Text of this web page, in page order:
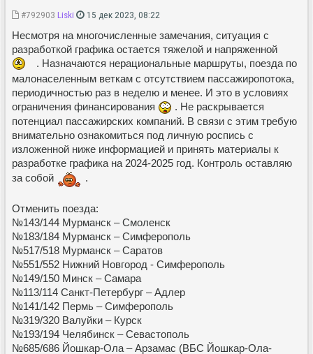
#792903 Liski 15 дек 2023, 08:22
Несмотря на многочисленные замечания, ситуация с
разработкой графика остается тяжелой и напряженной
. Назначаются нерациональные маршруты, поезда по
малонаселенным веткам с отсутствием пассажиропотока,
периодичностью раз в неделю и менее. И это в условиях
ограничения финансирования
. Не раскрывается
потенциал пассажирских компаний. В связи с этим требую
внимательно ознакомиться под личную роспись с
изложенной ниже информацией и принять материалы к
разработке графика на 2024-2025 год. Контроль оставляю
за собой
.
Отменить поезда:
№143/144 Мурманск – Смоленск
№183/184 Мурманск – Симферополь
№517/518 Мурманск – Саратов
№551/552 Нижний Новгород - Симферополь
№149/150 Минск – Самара
№113/114 Санкт-Петербург – Адлер
№141/142 Пермь – Симферополь
№319/320 Валуйки – Курск
№193/194 Челябинск – Севастополь
№685/686 Йошкар-Ола – Арзамас (ВБС Йошкар-Ола-